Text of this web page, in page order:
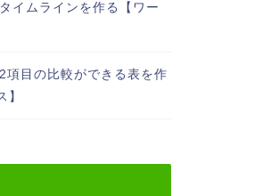
イムラインを作る【ワー
項目の比較ができる表を作
】